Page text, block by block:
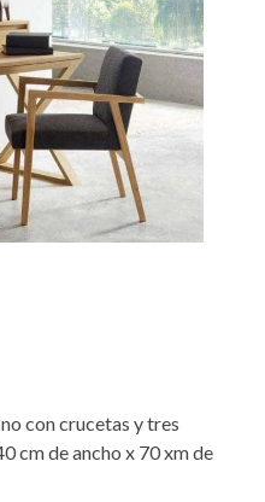
con crucetas y tres
cm de ancho x 70 xm de